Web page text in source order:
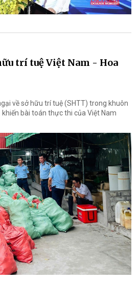
trí tuệ Việt Nam - Hoa
về sở hữu trí tuệ (SHTT) trong khuôn
bài toán thực thi của Việt Nam